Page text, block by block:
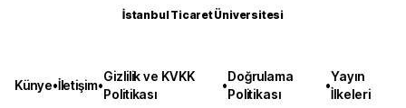
İstanbul Ticaret Üniversitesi
Künye•İletişim•
Gizlilik ve KVKK
Politikası
•
Doğrulama
Politikası
•
Yayın
İlkeleri